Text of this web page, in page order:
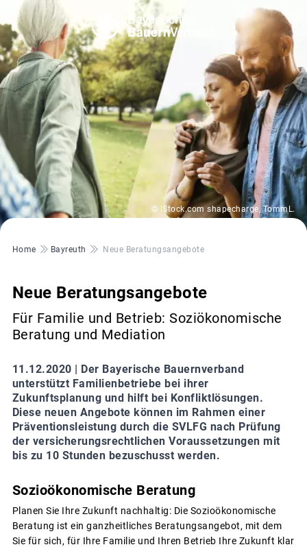
© iStock.com shapecharge, TommL.
Pfadnavigation
Home Bayreuth Neue Beratungsangebote
Neue Beratungsangebote
Für Familie und Betrieb: Soziökonomische
Beratung und Mediation
11.12.2020 | Der Bayerische Bauernverband
unterstützt Familienbetriebe bei ihrer
Zukunftsplanung und hilft bei Konfliktlösungen.
Diese neuen Angebote können im Rahmen einer
Präventionsleistung durch die SVLFG nach Prüfung
der versicherungsrechtlichen Voraussetzungen mit
bis zu 10 Stunden bezuschusst werden.
Sozioökonomische Beratung
Planen Sie Ihre Zukunft nachhaltig: Die Sozioökonomische
Beratung ist ein ganzheitliches Beratungsangebot, mit dem
Sie für sich, für Ihre Familie und Ihren Betrieb Ihre Zukunft klar